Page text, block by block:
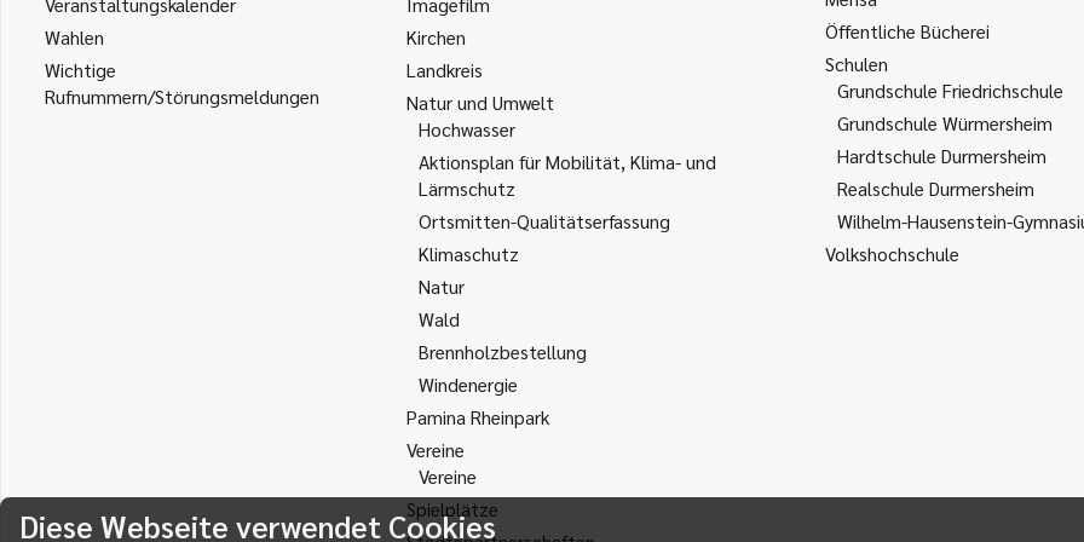
Wahlen
Wichtige
Rufnummern/Störungsmeldungen
Kirchen
Landkreis
Natur und Umwelt
Hochwasser
Aktionsplan für Mobilität, Klima- und
Lärmschutz
Ortsmitten-Qualitätserfassung
Klimaschutz
Natur
Wald
Brennholzbestellung
Windenergie
Pamina Rheinpark
Vereine
Vereine
Spielplätze
Öffentliche Bücherei
Schulen
Grundschule Friedrichschule
Grundschule Würmersheim
Hardtschule Durmersheim
Realschule Durmersheim
Wilhelm-Hausenstein-
Volkshochschule
Diese Webseite verwendet Cookies